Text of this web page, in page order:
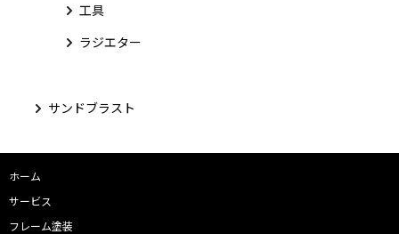
工具
ラジエター
サンドブラスト
ホーム
サービス
フレーム塗装